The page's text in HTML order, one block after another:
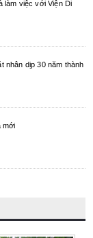
làm việc với Viện Di
nhân dịp 30 năm thành
mới